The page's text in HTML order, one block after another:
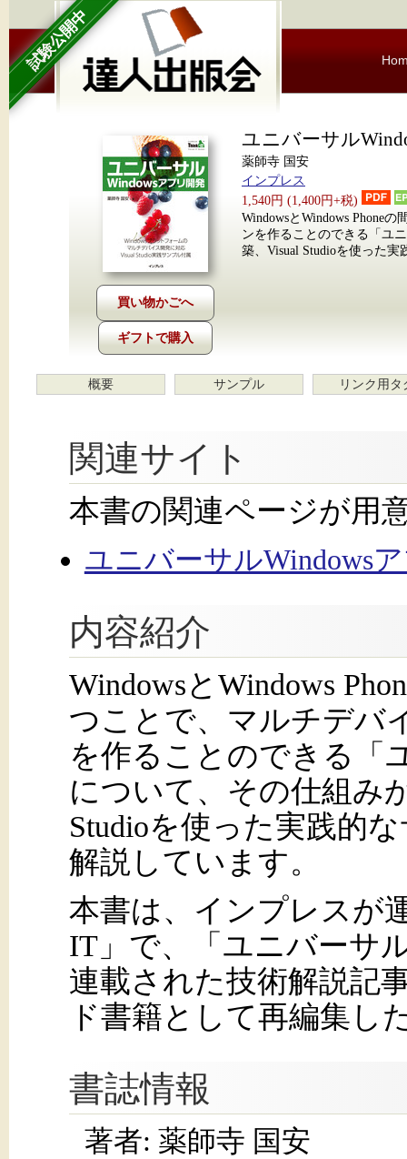
試験公開中
ギフトで購入
ユニバーサル
薬師寺 国安
インプレス
1,540円 (1,400円+税)
WindowsとWindows Phone
ンを作ることのできる「ユ
築、Visual Studioを使った
概要 サンプル リンク用タ
関連サイト
本書の関連ページが用
ユニバーサルWindows
内容紹介
WindowsとWindows
つことで、マルチデバ
を作ることのできる「
について、その仕組み
Studioを使った実践的
解説しています。
本書は、インプレスが
IT」で、「ユニバーサ
連載された技術解説記
ド書籍として再編集し
書誌情報
著者: 薬師寺 国安